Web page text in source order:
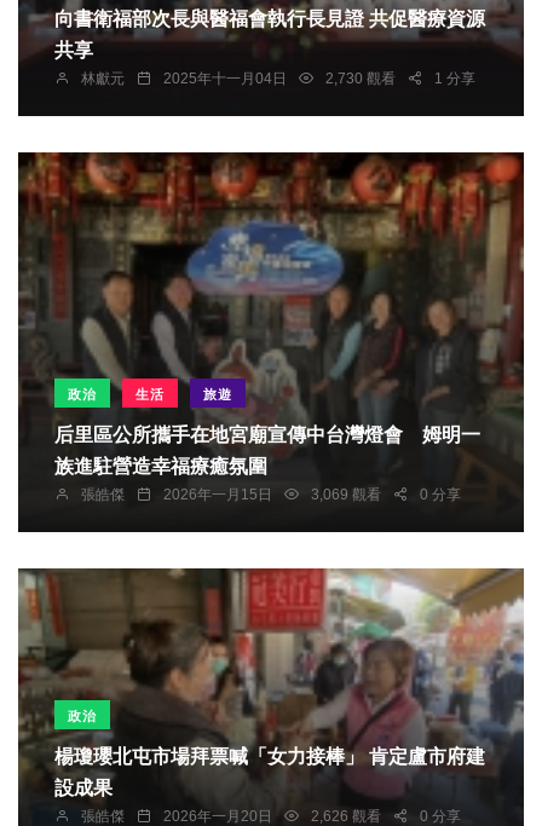
向書衛福部次長與醫福會執行長見證 共促醫療資源
共享
林獻元 2025年十一月04日 2,730 觀看 1 分享
政治 生活 旅遊
后里區公所攜手在地宮廟宣傳中台灣燈會 姆明一
族進駐營造幸福療癒氛圍
張皓傑 2026年一月15日 3,069 觀看 0 分享
政治
楊瓊瓔北屯市場拜票喊「女力接棒」 肯定盧市府建
設成果
張皓傑 2026年一月20日 2,626 觀看 0 分享